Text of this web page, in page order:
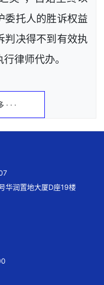
委托人的胜诉权益
判决得不到有效执
律师代办。
· · ·
华润置地大厦D座19楼